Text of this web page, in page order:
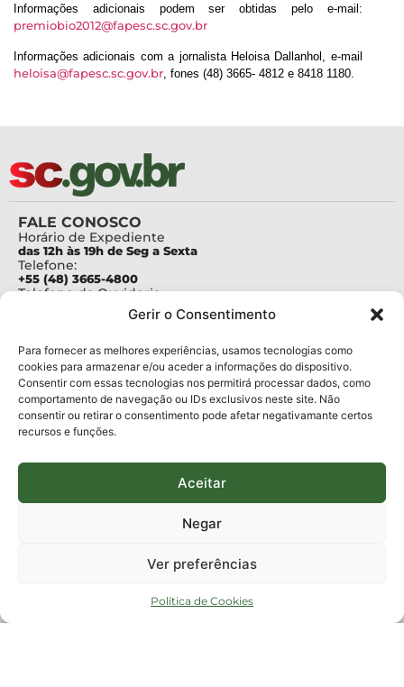
Gerir o Consentimento
Para fornecer as melhores experiências, usamos tecnologias como
cookies para armazenar e/ou aceder a informações do dispositivo.
Consentir com essas tecnologias nos permitirá processar dados, como
comportamento de navegação ou IDs exclusivos neste site. Não
consentir ou retirar o consentimento pode afetar negativamante certos
recursos e funções.
Aceitar
Negar
Ver preferências
Política de Cookies
Informações adicionais podem ser obtidas pelo e-mail:
premiobio2012@fapesc.sc.gov.br
Informações adicionais com a jornalista Heloisa Dallanhol, e-mail
heloisa@fapesc.sc.gov.br , fones (48) 3665- 4812 e 8418 1180.
FALE CONOSCO
Horário de Expediente
das 12h às 19h de Seg a Sexta
Telefone:
+55 (48) 3665-4800
Telefone da Ouvidoria
Para assuntos relacionados à Pesquisa
pesquisa@fapesc.sc.gov.br
Para assuntos relacionados à Inovação
inovacao@fapesc.sc.gov.br
Para assuntos relacionados à Bolsas
bolsas@fapesc.sc.gov.br
Para assuntos relacionados à Prestação de Contas
Para assuntos relacionados à Plataforma
plataforma@fapesc.sc.gov.br
Jair Artur da Silva dpo@fapesc.sc.gov.br 3665-4831
km 01, Módulo 12A, Edifício Fapesc / Celta, 5° andar